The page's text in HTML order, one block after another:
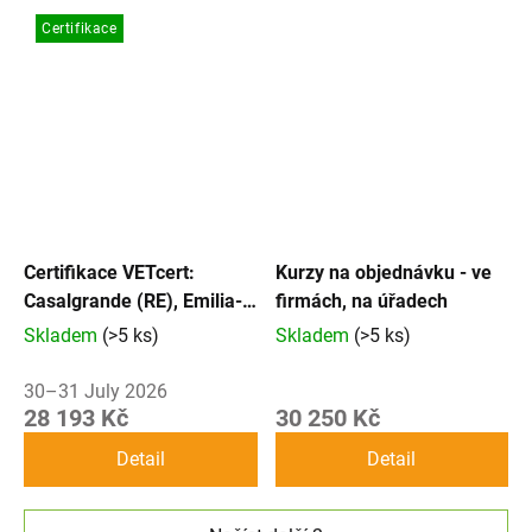
Certifikace
Certifikace VETcert:
Casalgrande (RE), Emilia-
Romagna (IT)
Skladem (>5 ks)
30–31 July 2026
28 193 Kč
Detail
Kurzy na objednávku - ve
firmách, na úřadech
Skladem (>5 ks)
30 250 Kč
Detail